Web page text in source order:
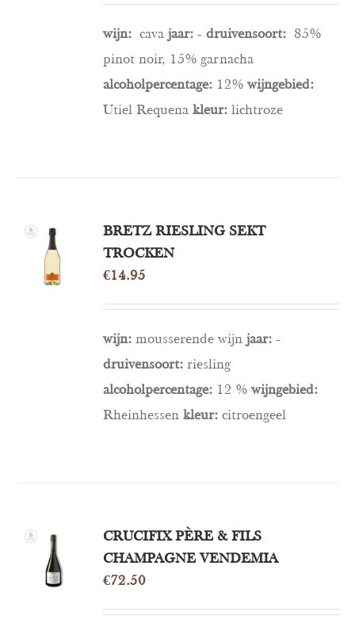
wijn:cavajaar: -druivensoort: 85%
pinot noir, 15% garnacha
alcoholpercentage: 12%wijngebied:
Utiel Requenakleur: lichtroze
TOEVOEGEN
AAN
WINKELWAGEN
/
BRETZ RIESLING SEKT
TROCKEN
€14.95
wijn: mousserende wijnjaar: -
druivensoort: riesling
alcoholpercentage: 12 %wijngebied:
Rheinhessenkleur:citroengeel
TOEVOEGEN
AAN
WINKELWAGEN
/
CRUCIFIX PÈRE & FILS
CHAMPAGNE VENDEMIA
€72.50